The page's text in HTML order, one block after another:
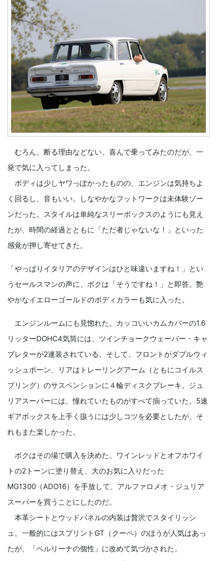
むろん、断る理由などない。喜んで乗ってみたのだが、一
発で気に入ってしまった。
ボディは少しヤワっぽかったものの、エンジンは気持ちよ
く回るし、音もいい。しなやかなフットワークは未体験ゾー
ンだった。スタイルは単純なスリーボックスのようにも見え
たが、時間の経過とともに「ただ者じゃないな！」といった
感覚が押し寄せてきた。
「やっぱりイタリアのデザインはひと味違いますね！」とい
うセールスマンの声に、ボクは「そうですね！」と即答。艶
やかなイエローゴールドのボディカラーも気に入った。
エンジンルームにも見惚れた。カッコいいカムカバーの1.6
リッターDOHC4気筒には、ツインチョークウェーバー・キャ
ブレターが2連装されている。そして、フロントがダブルウィ
ッシュボーン、リアはトレーリングアーム（ともにコイルス
プリング）のサスペンションに４輪ディスクブレーキ。ジュ
リアスーパーには、憧れていたものがすべて揃っていた。5速
ギアボックスを上手く扱うには少しコツを必要としたが、そ
れもまた楽しかった。
ボクはその場で購入を決めた。ワインレッドとオフホワイ
トの2トーンに塗り替え、大のお気に入りだった
MG1300（ADO16）を手放して、アルファロメオ・ジュリア
スーパーを買うことにしたのだ。
本革シートとウッドパネルの内装は贅沢でスタイリッシ
ュ。一般的にはスプリントGT（クーペ）のほうが人気はあっ
たが、「ベルリーナの個性」に改めて気づかされた。